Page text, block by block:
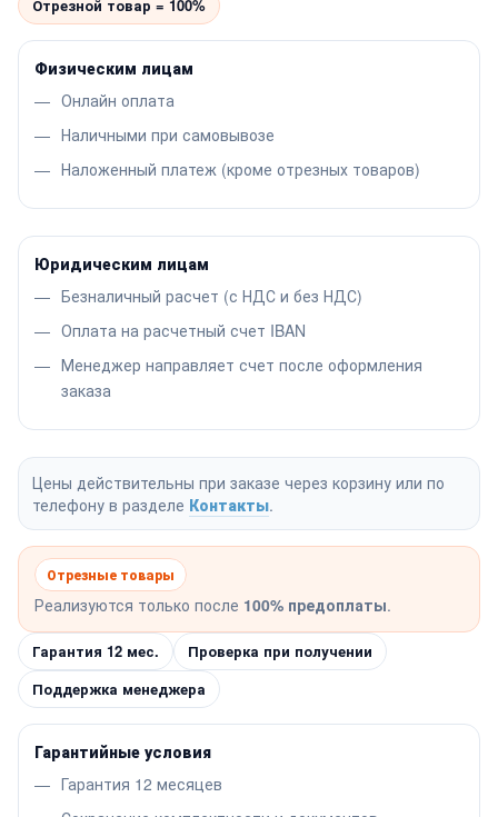
Отрезной товар = 100%
Физическим лицам
Онлайн оплата
Наличными при самовывозе
Наложенный платеж (кроме отрезных товаров)
Юридическим лицам
Безналичный расчет (с НДС и без НДС)
Оплата на расчетный счет IBAN
Менеджер направляет счет после оформления
заказа
Цены действительны при заказе через корзину или по
телефону в разделе Контакты.
Отрезные товары
Реализуются только после 100% предоплаты.
Гарантия 12 мес.
Проверка при получении
Поддержка менеджера
Гарантийные условия
Гарантия 12 месяцев